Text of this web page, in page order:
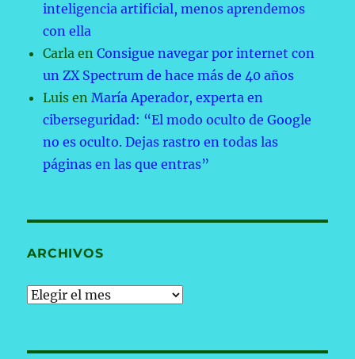
inteligencia artificial, menos aprendemos
con ella
Carla enConsigue navegar por internet con
un ZX Spectrum de hace más de 40 años
Luis enMaría Aperador, experta en
ciberseguridad: “El modo oculto de Google
no es oculto. Dejas rastro en todas las
páginas en las que entras”
ARCHIVOS
Archivos